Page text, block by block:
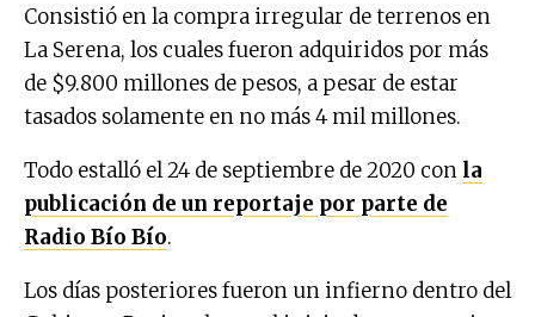
Consistió en la compra irregular de terrenos en
La Serena, los cuales fueron adquiridos por más
de $9.800 millones de pesos, a pesar de estar
tasados solamente en no más 4 mil millones.
Todo estalló el 24 de septiembre de 2020 con la
publicación de un reportaje por parte de
Radio Bío Bío.
Los días posteriores fueron un infierno dentro del